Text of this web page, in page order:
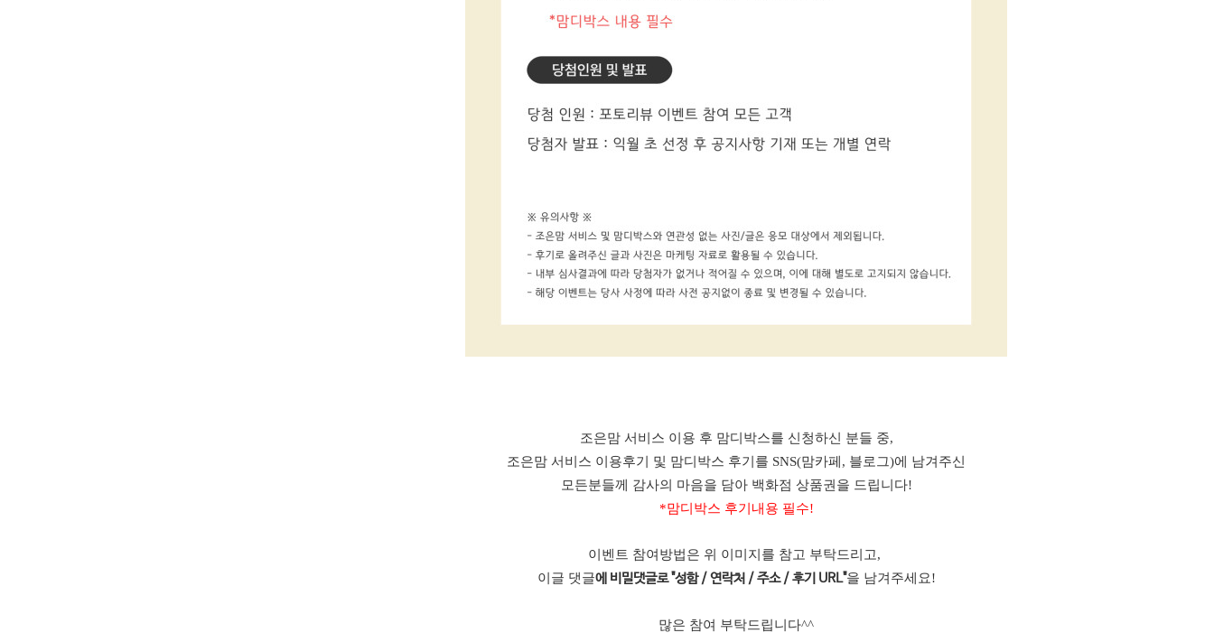
조은맘 서비스 이용 후 맘디박스를 신청하신 분들 중,
조은맘 서비스 이용후기 및 맘디박스 후기를 SNS(맘카페, 블로그)에 남겨주신
모든분들께 감사의 마음을 담아 백화점 상품권을 드립니다!
*맘디박스 후기내용 필수!
이벤트 참여방법은 위 이미지를 참고 부탁드리고,
이글 댓글에 비밀댓글로 "성함 / 연락처 / 주소 / 후기 URL"을 남겨주세요!
많은 참여 부탁드립니다^^